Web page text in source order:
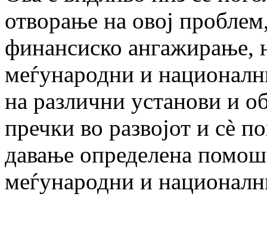
отворање на овој
финансиско ангажирање,
меѓународни и
на различни установи и
пречки во развојот и сè
давање определена
меѓународни и